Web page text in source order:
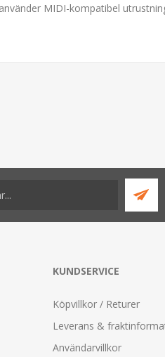
MIDI-kompatibel
KUNDSERVICE
Köpvillkor / Returer
Leverans &
Användarvillkor